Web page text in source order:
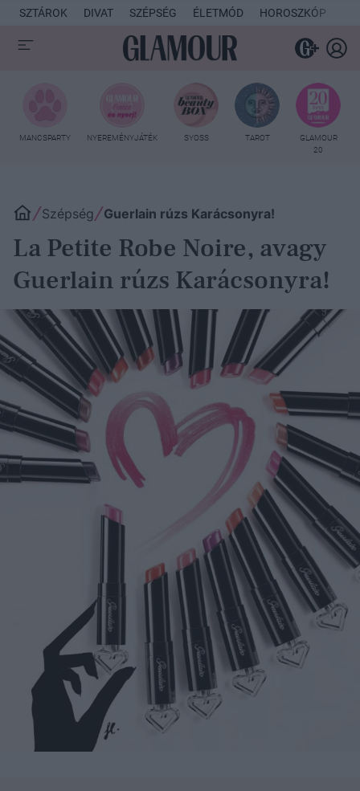
SZTÁROK DIVAT SZÉPSÉG ÉLETMÓD HOROSZKÓP
MANCSPARTY NYEREMÉNYJÁTÉK SYOSS TAROT
GLAMOUR
20
Szépség Guerlain rúzs Karácsonyra!
La Petite Robe Noire, avagy
Guerlain rúzs Karácsonyra!